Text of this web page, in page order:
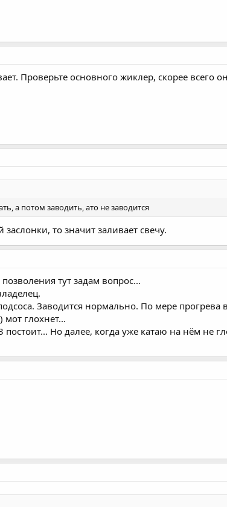
Проверьте основного жиклер, скорее
а потом заводить, ато не заводится
то значит заливает свечу.
тут задам вопрос...
Заводится нормально. По мере
глохнет...
Но далее, когда уже катаю на нём не